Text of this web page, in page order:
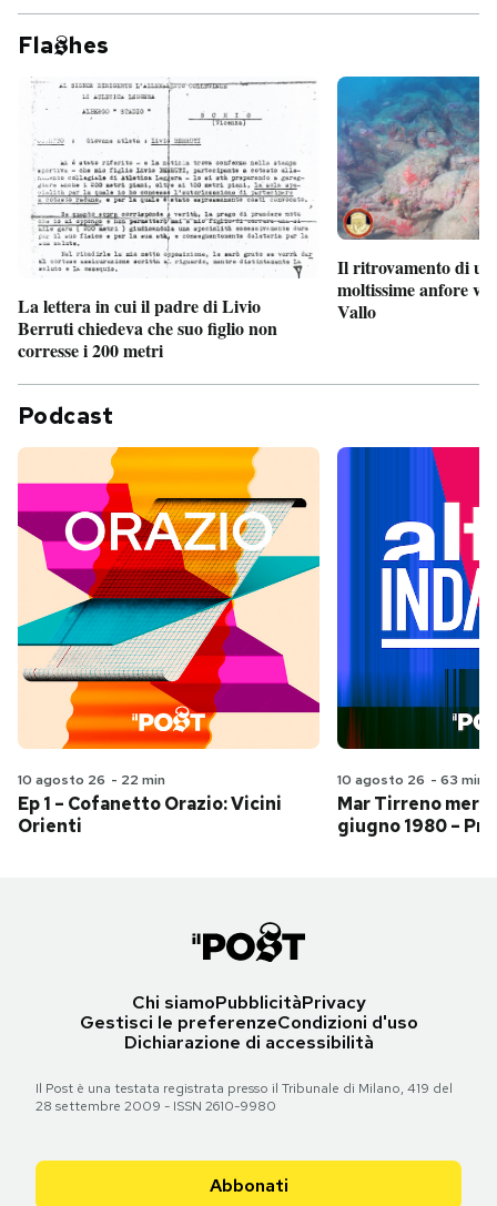
Fla hes
La lettera in cui il padre di Livio
Berruti chiedeva che suo figlio non
corresse i 200 metri
Il ritrovamento di
moltissime anfore
Vallo
Podcast
10 agosto 26 - 22 min
Ep 1 – Cofanetto Orazio: Vicini
Orienti
10 agosto 26 - 63 min
Mar Tirreno
giugno 1980 –
Chi siamoPubblicitàPrivacy
Gestisci le preferenzeCondizioni d'uso
Dichiarazione di accessibilità
Il Post è una testata registrata presso il Tribunale di Milano, 419 del
28 settembre 2009 - ISSN 2610-9980
Abbonati